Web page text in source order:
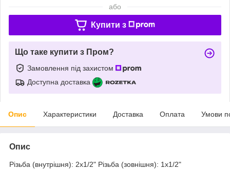
або
Купити з
Що таке купити з Пром?
Замовлення під захистом
Доступна доставка
Опис Характеристики Доставка Оплата Умови
Опис
Різьба (внутрішня): 2x1/2" Різьба (зовнішня): 1x1/2"